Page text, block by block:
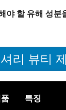
야 할 유해 성분
리 뷰티
특징